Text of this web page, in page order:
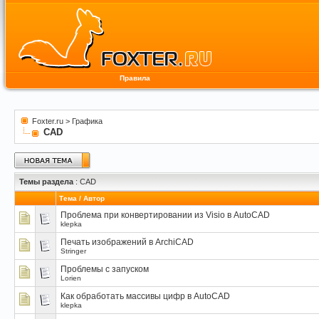
Правила
Foxter.ru > Графика
CAD
Темы раздела : CAD
Тема / Автор
Проблема при конвертировании из Visio в AutoCAD
klepka
Печать изображений в ArchiCAD
Stringer
Проблемы с запуском
Lorien
Как обработать массивы цифр в AutoCAD
klepka